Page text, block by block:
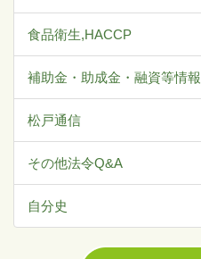
食品衛生,HACCP
補助金・助成金・融資等情報
松戸通信
その他法令Q&A
自分史